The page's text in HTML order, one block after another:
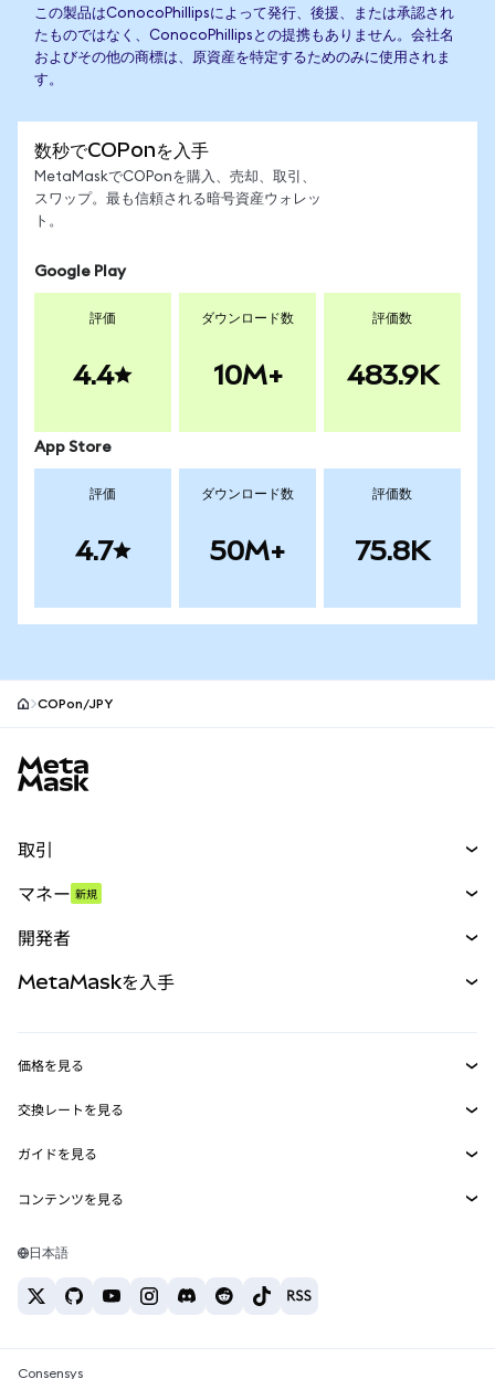
この製品はConocoPhillipsによって発行、後援、または承認され
たものではなく、ConocoPhillipsとの提携もありません。会社名
およびその他の商標は、原資産を特定するためのみに使用されま
す。
数秒でCOPonを入手
MetaMaskでCOPonを購入、売却、取引、
スワップ。最も信頼される暗号資産ウォレッ
ト。
Google Play
評価
4.4
ダウンロード数
10M+
評価数
483.9K
App Store
評価
4.7
ダウンロード数
50M+
評価数
75.8K
COPon/JPY
取引
パーペチュアル
RWA
マネー 新規
開発者
MetaMask Connect
Snaps
Web3サービス
MetaMaskを入手
セキュリティ
サポート
キャリア
お問い合わせ
価格を見る
イーサリアムの価格
Solanaの価格
Tetherの価格
交換レートを見る
ETH→USD
USDT→INR
BTC→INR
ETH→USDT
ガイドを見る
ETHの購入
USDTの購入
SHIBの購入
コンテンツを見る
Solanaウォレット
日本語
Consensys